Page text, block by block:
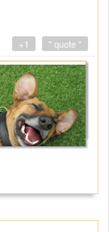
" quote "
+1